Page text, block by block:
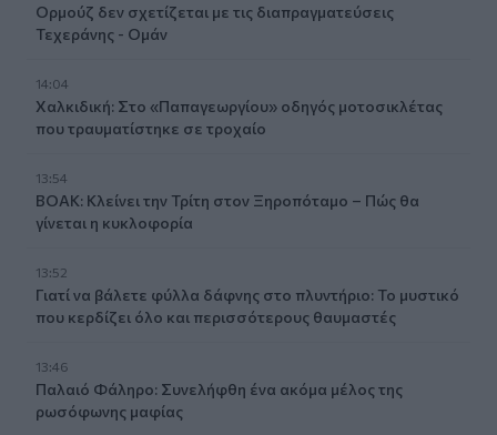
Ορμούζ δεν σχετίζεται με τις διαπραγματεύσεις
Τεχεράνης - Ομάν
14:04
Χαλκιδική: Στο «Παπαγεωργίου» οδηγός μοτοσικλέτας
που τραυματίστηκε σε τροχαίο
13:54
ΒΟΑΚ: Κλείνει την Τρίτη στον Ξηροπόταμο – Πώς θα
γίνεται η κυκλοφορία
13:52
Γιατί να βάλετε φύλλα δάφνης στο πλυντήριο: Το μυστικό
που κερδίζει όλο και περισσότερους θαυμαστές
13:46
Παλαιό Φάληρο: Συνελήφθη ένα ακόμα μέλος της
ρωσόφωνης μαφίας